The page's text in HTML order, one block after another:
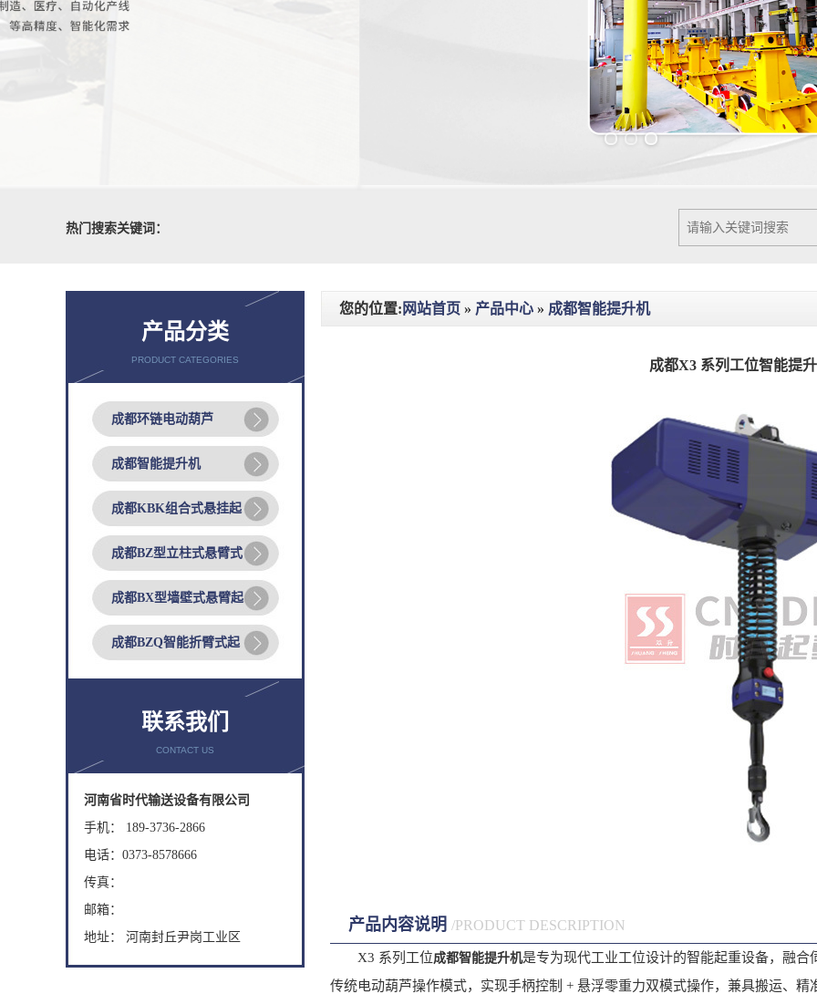
热门搜索关键词：
产品分类
PRODUCT CATEGORIES
成都环链电动葫芦
成都智能提升机
成都KBK组合式悬挂起
成都BZ型立柱式悬臂式
成都BX型墙壁式悬臂起
成都BZQ智能折臂式起
联系我们
CONTACT US
河南省时代输送设备有限公司
手机： 189-3736-2866
电话：0373-8578666
传真：
邮箱：
地址： 河南封丘尹岗工业区
您的位置: 网站首页 » 产品中心 » 成都智能提升机
成都X3 系列工位智能提
产品内容说明 /PRODUCT DESCRIPTION
X3 系列工位成都智能提升机是专为现代工业工位设计的智能起重设备，融
传统电动葫芦操作模式，实现手柄控制 + 悬浮零重力双模式操作，兼具搬运、精